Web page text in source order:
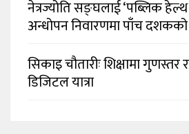
नेत्रज्योति सङ्घलाई ‘पब्लिक हेल्थ
अन्धोपन निवारणमा पाँच
सिकाइ चौतारीः शिक्षामा
डिजिटल यात्रा